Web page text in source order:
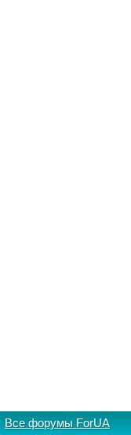
Все форумы ForUA